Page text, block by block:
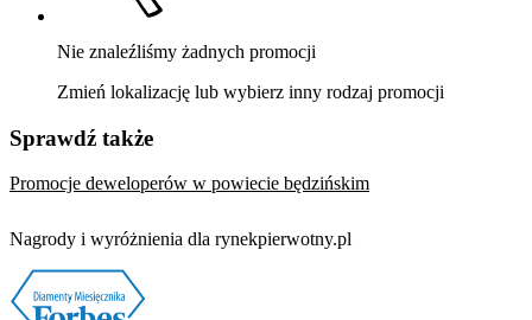
Nie znaleźliśmy żadnych promocji
Zmień lokalizację lub wybierz inny rodzaj promocji
Sprawdź także
Promocje deweloperów w powiecie będzińskim
Nagrody i wyróżnienia dla rynekpierwotny.pl